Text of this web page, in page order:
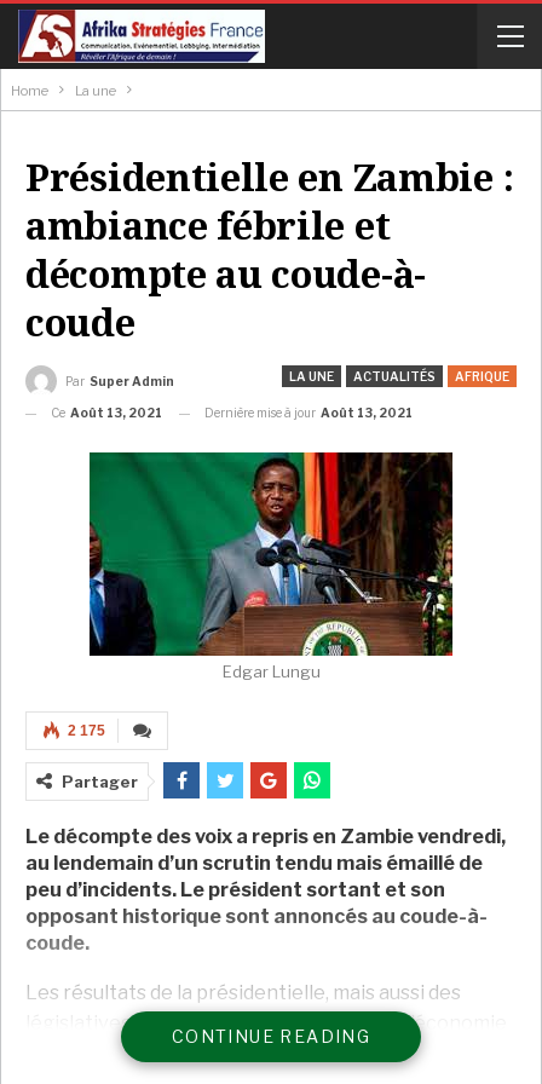
Home La une
Présidentielle en Zambie :
ambiance fébrile et
décompte au coude-à-
coude
LA UNE ACTUALITÉS AFRIQUE
Par Super Admin
Ce Août 13, 2021 Dernière mise à jour Août 13, 2021
Edgar Lungu
2 175
Partager
Le décompte des voix a repris en Zambie vendredi,
au lendemain d’un scrutin tendu mais émaillé de
peu d’incidents. Le président sortant et son
opposant historique sont annoncés au coude-à-
coude.
Les résultats de la présidentielle, mais aussi des
législatives et municipales dans ce pays à l’économie
plombée – la Zambie est le premier État du continent
CONTINUE READING